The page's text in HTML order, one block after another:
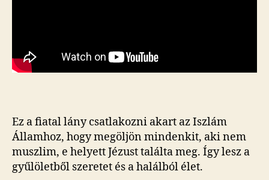
Ez a fiatal lány csatlakozni akart az Iszlám
Államhoz, hogy megöljön mindenkit, aki nem
muszlim, e helyett Jézust találta meg. Így lesz a
gyűlöletből szeretet és a halálból élet.